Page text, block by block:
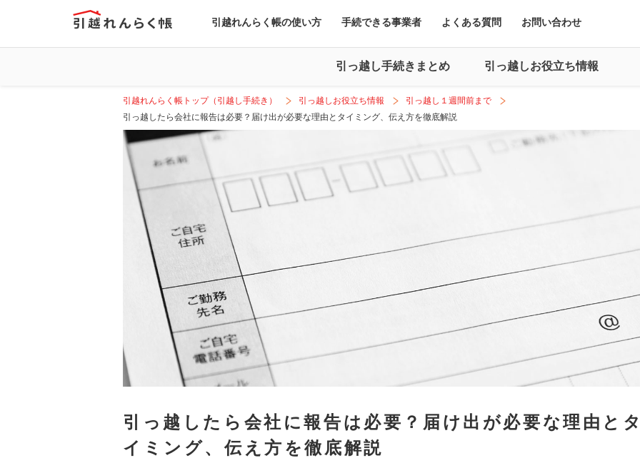
引越れんらく帳の使い方 手続できる事業者 よくある質問 お問い合わせ
引っ越し手続きまとめ 引っ越しお役立ち情報
引越れんらく帳トップ（引越し手続き） 引っ越しお役立ち情報
引っ越し１週間前まで
引っ越したら会社に報告は必要？届け出が必要な理由とタイミング、伝え方を徹底解説
引っ越したら会社に報告は必要？届け出が必要な理由と
イミング、伝え方を徹底解説